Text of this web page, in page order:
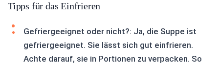
Tipps für das Einfrieren
Gefriergeeignet oder nicht?: Ja, die Suppe ist
gefriergeeignet. Sie lässt sich gut einfrieren.
Achte darauf, sie in Portionen zu verpacken. So